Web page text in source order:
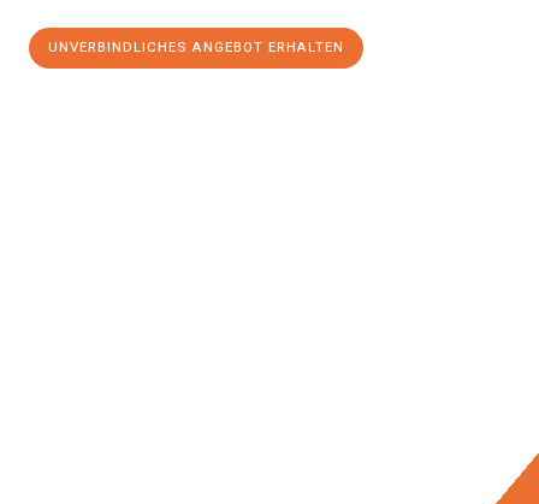
UNVERBINDLICHES ANGEBOT ERHALTEN